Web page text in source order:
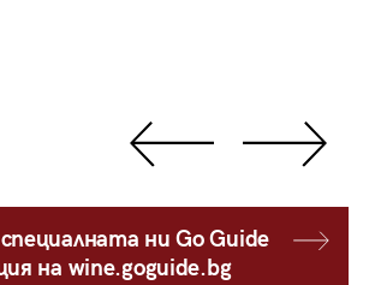
ни Go Guide
на wine.goguide.bg